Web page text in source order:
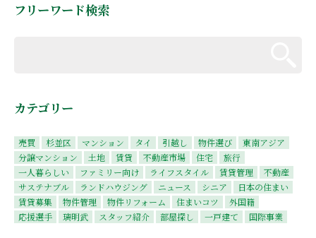
フリーワード検索
カテゴリー
売買 杉並区 マンション タイ 引越し 物件選び
東南アジア
分譲マンション
土地 賃貸 不動産市場 住宅
旅行
一人暮らしい
ファミリー向け ライフスタイル 賃貸管理
不動産
サステナブル
ランドハウジング ニュース シニア
日本の住まい
賃貸募集
物件管理 物件リフォーム 住まいコツ
外国籍
応援選手
璃明武 スタッフ紹介 部屋探し 一戸建て 国際事業